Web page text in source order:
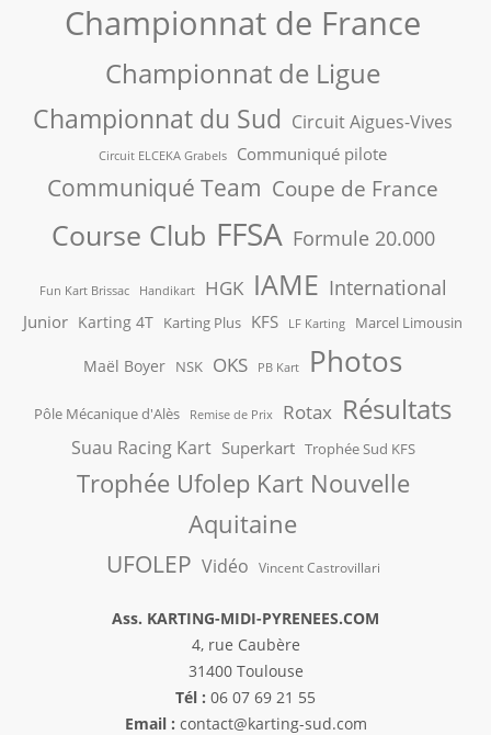
Championnat de France
Championnat de Ligue
Championnat du Sud Circuit Aigues-Vives
Circuit ELCEKA Grabels Communiqué pilote
Communiqué Team Coupe de France
Course Club FFSA Formule 20.000
Fun Kart Brissac Handikart HGK IAME International
Junior Karting 4T Karting Plus KFS LF Karting Marcel Limousin
Maël Boyer NSK OKS PB Kart Photos
Pôle Mécanique d'Alès Remise de Prix Rotax Résultats
Suau Racing Kart Superkart Trophée Sud KFS
Trophée Ufolep Kart Nouvelle
Aquitaine
UFOLEP Vidéo Vincent Castrovillari
Ass. KARTING-MIDI-PYRENEES.COM
4, rue Caubère
31400 Toulouse
Tél : 06 07 69 21 55
Email : contact@karting-sud.com